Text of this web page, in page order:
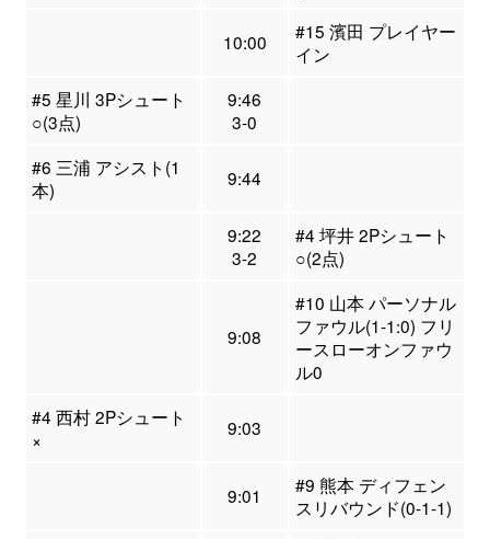
10:00
#15 濱田 プレイヤー
イン
#5 星川 3Pシュート
○(3点)
9:46
3-0
#6 三浦 アシスト(1
本)
9:44
9:22
3-2
#4 坪井 2Pシュート
○(2点)
9:08
#10 山本 パーソナル
ファウル(1-1:0) フリ
ースローオンファウ
ル0
#4 西村 2Pシュート
×
9:03
9:01
#9 熊本 ディフェン
スリバウンド(0-1-1)